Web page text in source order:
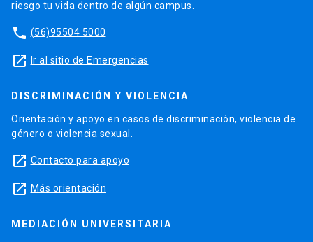
riesgo tu vida dentro de algún campus.
phone (56)95504 5000
launch Ir al sitio de Emergencias
DISCRIMINACIÓN Y VIOLENCIA
Orientación y apoyo en casos de discriminación, violencia de
género o violencia sexual.
launch Contacto para apoyo
launch Más orientación
MEDIACIÓN UNIVERSITARIA